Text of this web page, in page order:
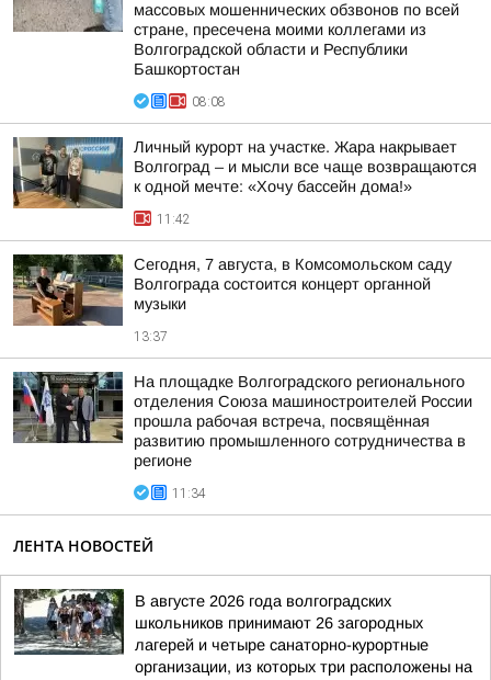
массовых мошеннических обзвонов по всей
стране, пресечена моими коллегами из
Волгоградской области и Республики
Башкортостан
08:08
Личный курорт на участке. Жара накрывает
Волгоград – и мысли все чаще возвращаются
к одной мечте: «Хочу бассейн дома!»
11:42
Сегодня, 7 августа, в Комсомольском саду
Волгограда состоится концерт органной
музыки
13:37
На площадке Волгоградского регионального
отделения Союза машиностроителей России
прошла рабочая встреча, посвящённая
развитию промышленного сотрудничества в
регионе
11:34
ЛЕНТА НОВОСТЕЙ
В августе 2026 года волгоградских
школьников принимают 26 загородных
лагерей и четыре санаторно-курортные
организации, из которых три расположены на